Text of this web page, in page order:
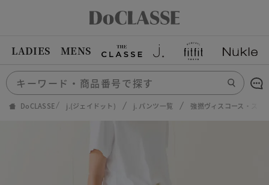
LADIES MENS
DoCLASSE j.(ジェイドット) j. パンツ一覧 強撚ヴィスコース・スト